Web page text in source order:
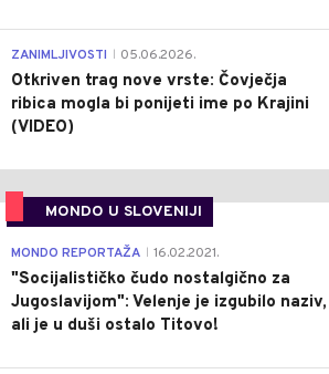
ZANIMLJIVOSTI 05.06.2026.
Otkriven trag nove vrste: Čovječja
ribica mogla bi ponijeti ime po Krajini
(VIDEO)
MONDO U SLOVENIJI
MONDO REPORTAŽA 16.02.2021.
"Socijalističko čudo nostalgično za
Jugoslavijom": Velenje je izgubilo naziv,
ali je u duši ostalo Titovo!